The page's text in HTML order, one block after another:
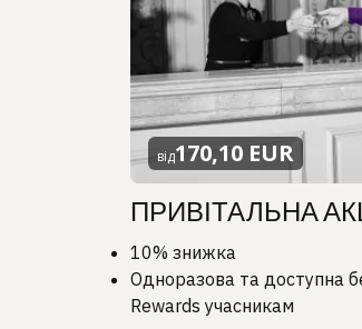
від170,10 EUR
ПРИВІТАЛЬНА
10% знижка
Одноразова та доступна
Rewards учасникам